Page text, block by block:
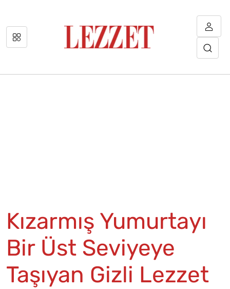
Kızarmış Yumurtayı
Bir Üst Seviyeye
Taşıyan Gizli Lezzet